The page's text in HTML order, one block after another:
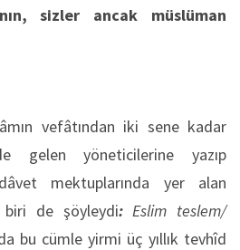
sizler ancak müslüman
vefâtından iki sene kadar
gelen yöneticilerine yazıp
mektuplarında yer alan
biri de şöyleydi:Eslim teslem/
bu cümle yirmi üç yıllık tevhîd